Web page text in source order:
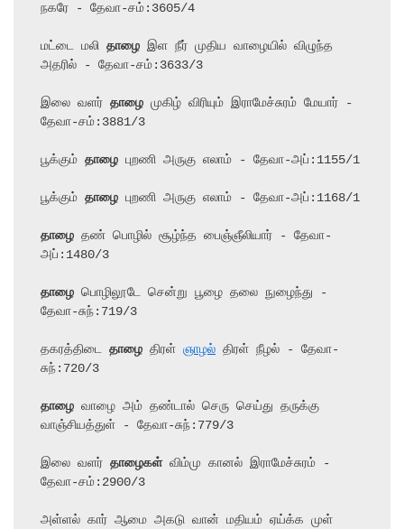
நகரே - தேவா-சம்:3605/4
மட்டை மலி தாழை இள நீர் முதிய வாழையில் விழுந்த
அதரில் - தேவா-சம்:3633/3
இலை வளர் தாழை முகிழ் விரியும் இராமேச்சுரம் மேயார் -
தேவா-சம்:3881/3
பூக்கும் தாழை புறணி அருகு எலாம் - தேவா-அப்:1155/1
பூக்கும் தாழை புறணி அருகு எலாம் - தேவா-அப்:1168/1
தாழை தண் பொழில் சூழ்ந்த பைஞ்ஞீலியார் - தேவா-
அப்:1480/3
தாழை பொழிலூடே சென்று பூழை தலை நுழைந்து -
தேவா-சுந்:719/3
தகரத்திடை தாழை திரள் ஞாழல் திரள் நீழல் - தேவா-
சுந்:720/3
தாழை வாழை அம் தண்டால் செரு செய்து தருக்கு
வாஞ்சியத்துள் - தேவா-சுந்:779/3
இலை வளர் தாழைகள் விம்மு கானல் இராமேச்சுரம் -
தேவா-சம்:2900/3